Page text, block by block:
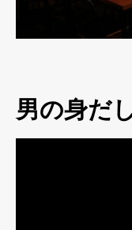
男の身だ